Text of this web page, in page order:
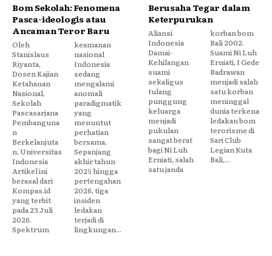
Bom Sekolah: Fenomena
Pasca-ideologis atau
Ancaman Teror Baru
Oleh
Stanislaus
Riyanta,
Dosen Kajian
Ketahanan
Nasional,
Sekolah
Pascasarjana
Pembanguna
n
Berkelanjuta
n, Universitas
Indonesia
Artikel ini
berasal dari
Kompas.id
yang terbit
pada 23 Juli
2026.
Spektrum
keamanan
nasional
Indonesia
sedang
mengalami
anomali
paradigmatik
yang
menuntut
perhatian
bersama.
Sepanjang
akhir tahun
2025 hingga
pertengahan
2026, tiga
insiden
ledakan
terjadi di
lingkungan...
Berusaha Tegar dalam
Keterpurukan
Aliansi
Indonesia
Damai-
Kehilangan
suami
sekaligus
tulang
punggung
keluarga
menjadi
pukulan
sangat berat
bagi Ni Luh
Erniati, salah
satu janda
korban bom
Bali 2002.
Suami Ni Luh
Erniati, I Gede
Badrawan
menjadi salah
satu korban
meninggal
dunia terkena
ledakan bom
terorisme di
Sari Club
Legian Kuta
Bali,...